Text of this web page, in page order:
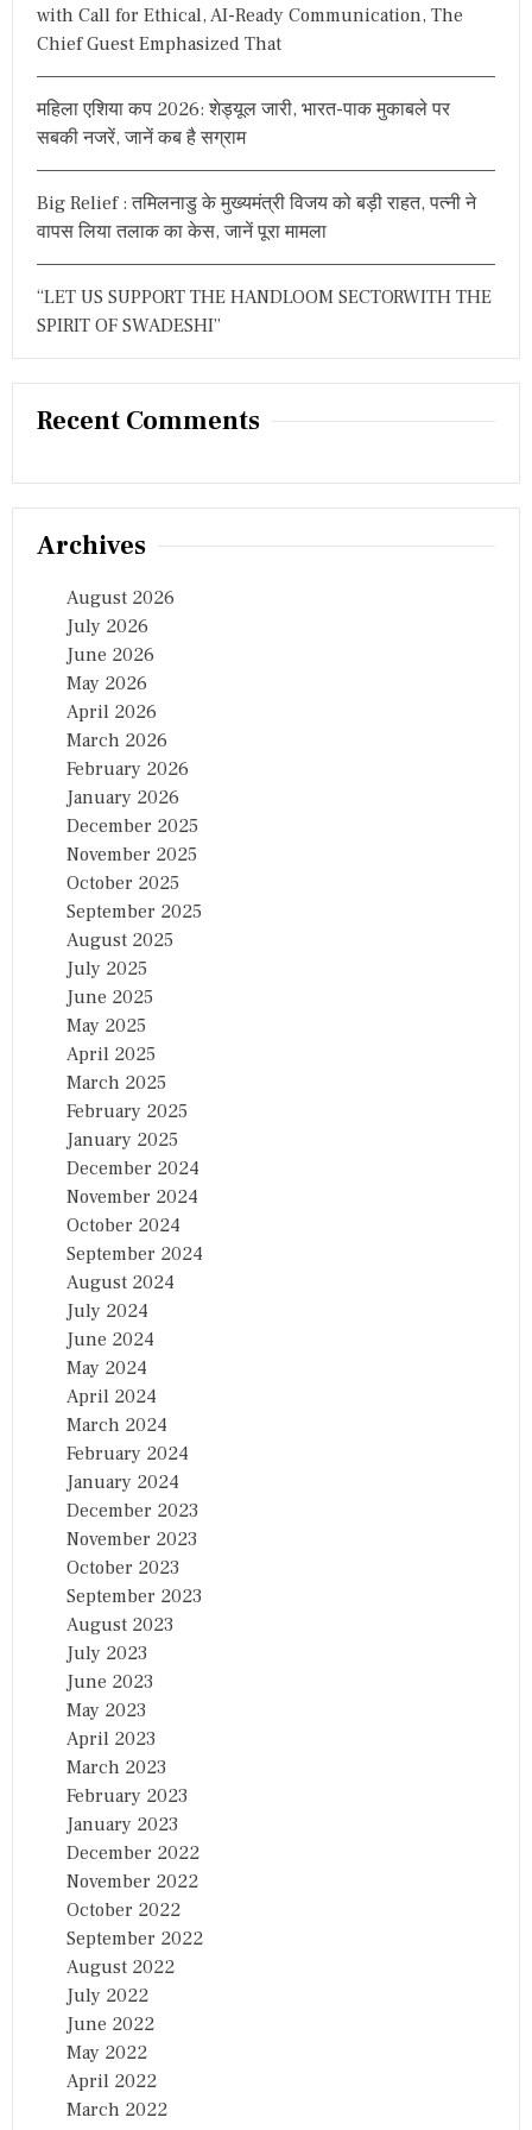
with Call for Ethical, AI-Ready Communication, The
Chief Guest Emphasized That
महिला एशिया कप 2026: शेड्यूल जारी, भारत-पाक मुकाबले पर
सबकी नजरें, जानें कब है सग्राम
Big Relief : तमिलनाडु के मुख्यमंत्री विजय को बड़ी राहत, पत्नी ने
वापस लिया तलाक का केस, जानें पूरा मामला
“LET US SUPPORT THE HANDLOOM SECTORWITH THE
SPIRIT OF SWADESHI”
Recent Comments
Archives
August 2026
July 2026
June 2026
May 2026
April 2026
March 2026
February 2026
January 2026
December 2025
November 2025
October 2025
September 2025
August 2025
July 2025
June 2025
May 2025
April 2025
March 2025
February 2025
January 2025
December 2024
November 2024
October 2024
September 2024
August 2024
July 2024
June 2024
May 2024
April 2024
March 2024
February 2024
January 2024
December 2023
November 2023
October 2023
September 2023
August 2023
July 2023
June 2023
May 2023
April 2023
March 2023
February 2023
January 2023
December 2022
November 2022
October 2022
September 2022
August 2022
July 2022
June 2022
May 2022
April 2022
March 2022